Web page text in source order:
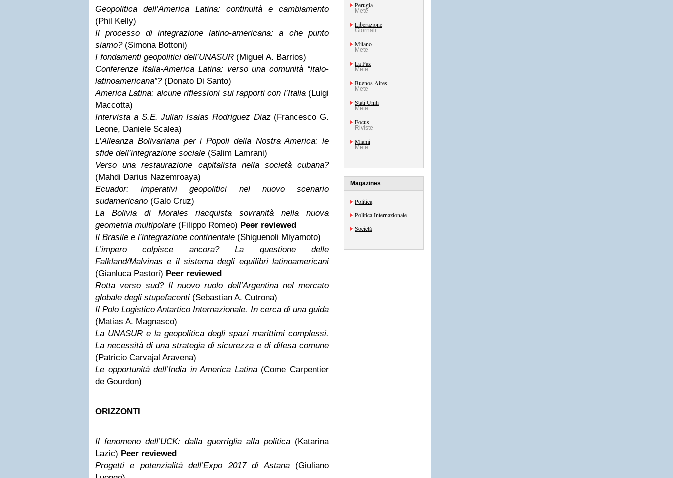
Geopolitica dell’America Latina: continuità e cambiamento
(Phil Kelly)
Il processo di integrazione latino-americana: a che punto
siamo?(Simona Bottoni)
I fondamenti geopolitici dell’UNASUR (Miguel A. Barrios)
Conferenze Italia-America Latina: verso una comunità “italo-
latinoamericana”?(Donato Di Santo)
America Latina: alcune riflessioni sui rapporti con l’Italia(Luigi
Maccotta)
Intervista a S.E. Julian Isaias Rodriguez Diaz(Francesco G.
Leone, Daniele Scalea)
L’Alleanza Bolivariana per i Popoli della Nostra America: le
sfide dell’integrazione sociale (Salim Lamrani)
Verso una restaurazione capitalista nella società cubana?
(Mahdi Darius Nazemroaya)
Ecuador: imperativi geopolitici nel nuovo scenario
sudamericano (Galo Cruz)
La Bolivia di Morales riacquista sovranità nella nuova
geometria multipolare (Filippo Romeo) Peer reviewed
Il Brasile e l’integrazione continentale (Shiguenoli Miyamoto)
L’impero colpisce ancora? La questione delle
Falkland/Malvinas e il sistema degli equilibri latinoamericani
(Gianluca Pastori) Peer reviewed
Rotta verso sud? Il nuovo ruolo dell’Argentina nel mercato
globale degli stupefacenti (Sebastian A. Cutrona)
Il Polo Logistico Antartico Internazionale. In cerca di una guida
(Matias A. Magnasco)
La UNASUR e la geopolitica degli spazi marittimi complessi.
La necessità di una strategia di sicurezza e di difesa comune
(Patricio Carvajal Aravena)
Le opportunità dell’India in America Latina(Come Carpentier
de Gourdon)
ORIZZONTI
Il fenomeno dell’UCK: dalla guerriglia alla politica(Katarina
Lazic) Peer reviewed
Progetti e potenzialità dell’Expo 2017 di Astana(Giuliano
Perugia
Mete
Liberazione
Giornali
Milano
Mete
La Paz
Mete
Buenos Aires
Mete
Stati Uniti
Mete
Focus
Riviste
Miami
Mete
Magazines
Politica
Politica Internazionale
Società